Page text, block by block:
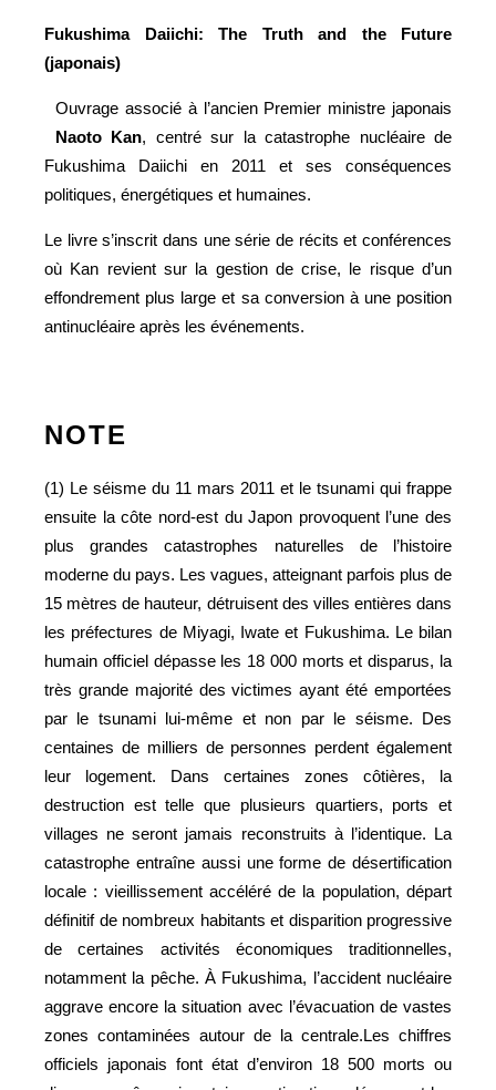
Fukushima Daiichi: The Truth and the Future
(japonais)
Ouvrage associé à l’ancien Premier ministre japonais
Naoto Kan, centré sur la catastrophe nucléaire de
Fukushima Daiichi en 2011 et ses conséquences
politiques, énergétiques et humaines.
Le livre s’inscrit dans une série de récits et conférences
où Kan revient sur la gestion de crise, le risque d’un
effondrement plus large et sa conversion à une position
antinucléaire après les événements.
NOTE
(1) Le séisme du 11 mars 2011 et le tsunami qui frappe
ensuite la côte nord-est du Japon provoquent l’une des
plus grandes catastrophes naturelles de l’histoire
moderne du pays. Les vagues, atteignant parfois plus de
15 mètres de hauteur, détruisent des villes entières dans
les préfectures de Miyagi, Iwate et Fukushima. Le bilan
humain officiel dépasse les 18 000 morts et disparus, la
très grande majorité des victimes ayant été emportées
par le tsunami lui-même et non par le séisme. Des
centaines de milliers de personnes perdent également
leur logement. Dans certaines zones côtières, la
destruction est telle que plusieurs quartiers, ports et
villages ne seront jamais reconstruits à l’identique. La
catastrophe entraîne aussi une forme de désertification
locale : vieillissement accéléré de la population, départ
définitif de nombreux habitants et disparition progressive
de certaines activités économiques traditionnelles,
notamment la pêche. À Fukushima, l’accident nucléaire
aggrave encore la situation avec l’évacuation de vastes
zones contaminées autour de la centrale.Les chiffres
officiels japonais font état d’environ 18 500 morts ou